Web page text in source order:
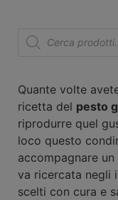
Quante volte
ricetta del pesto
riprodurre quel
loco questo
accompagnare
va ricercata negli
scelti con cura e